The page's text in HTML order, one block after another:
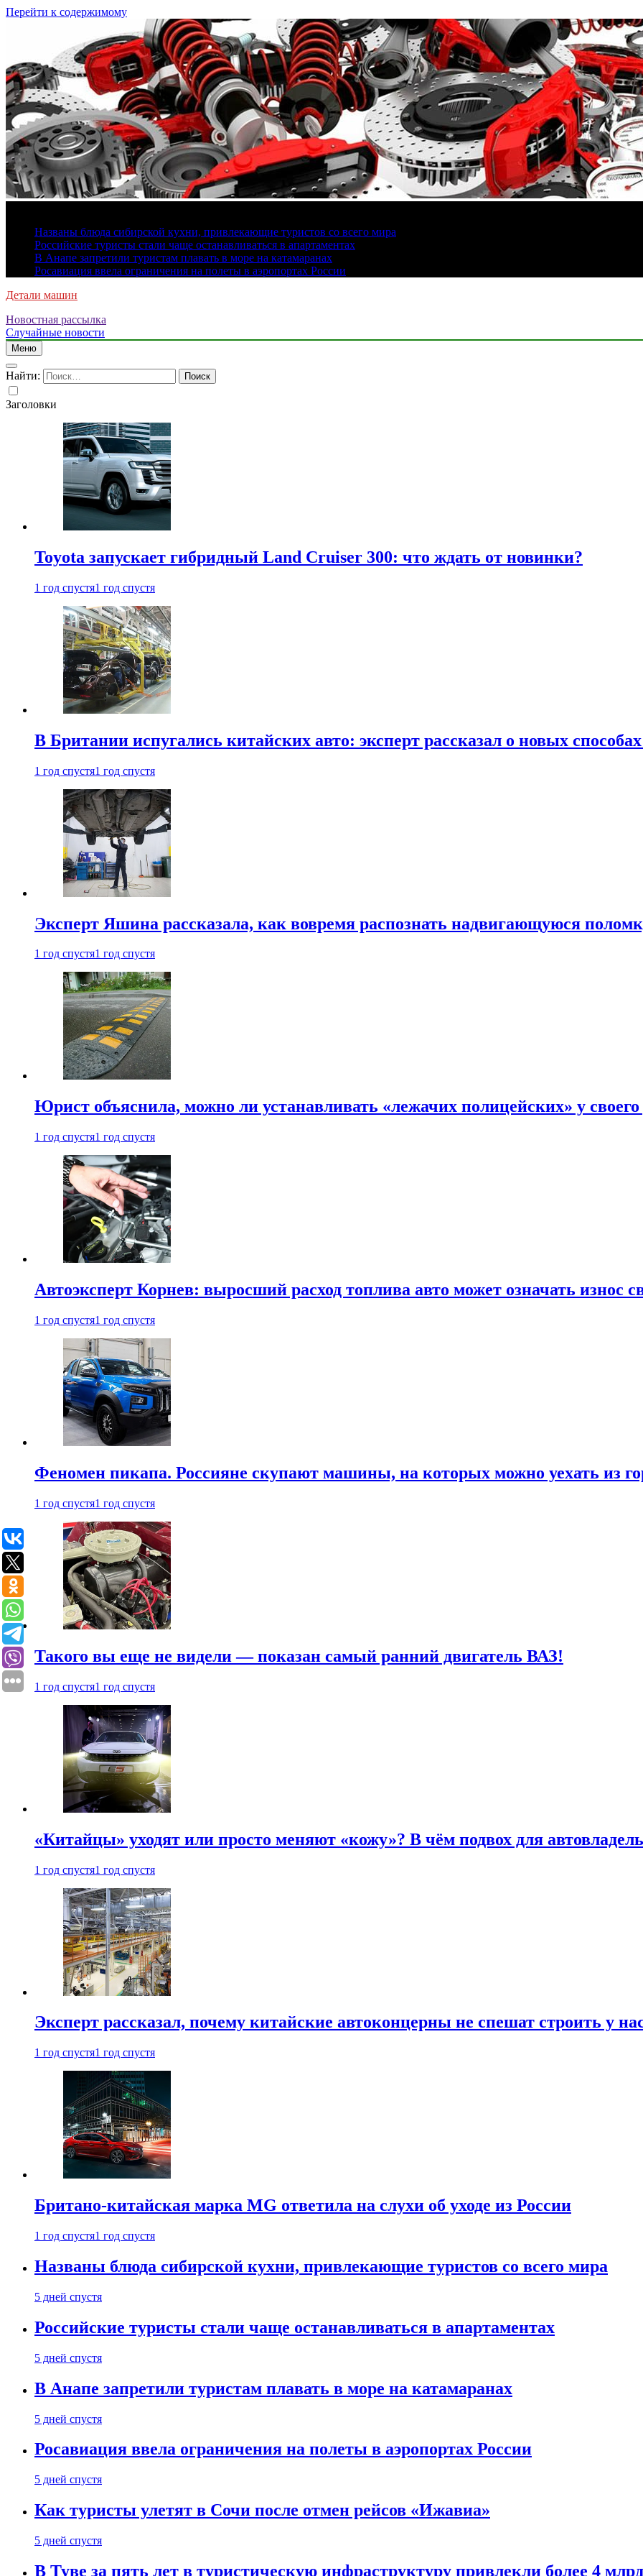
Перейти к содержимому
Названы блюда сибирской кухни, привлекающие туристов со всего мира
Российские туристы стали чаще останавливаться в апартаментах
В Анапе запретили туристам плавать в море на катамаранах
Росавиация ввела ограничения на полеты в аэропортах России
Детали машин
Новостная рассылка
Случайные новости
Меню
Найти:
Заголовки
Toyota запускает гибридный Land Cruiser 300: что ждать от новинки?
1 год спустя1 год спустя
В Британии испугались китайских авто: эксперт рассказал о новых
1 год спустя1 год спустя
Эксперт Яшина рассказала, как вовремя распознать надвигающуюся
1 год спустя1 год спустя
Юрист объяснила, можно ли устанавливать «лежачих полицейских» у
1 год спустя1 год спустя
Автоэксперт Корнев: выросший расход топлива авто может означать износ
1 год спустя1 год спустя
Феномен пикапа. Россияне скупают машины, на которых можно уехать из
1 год спустя1 год спустя
Такого вы еще не видели — показан самый ранний двигатель ВАЗ!
1 год спустя1 год спустя
«Китайцы» уходят или просто меняют «кожу»? В чём подвох для
1 год спустя1 год спустя
Эксперт рассказал, почему китайские автоконцерны не спешат строить у
1 год спустя1 год спустя
Британо-китайская марка MG ответила на слухи об уходе из России
1 год спустя1 год спустя
Названы блюда сибирской кухни, привлекающие туристов со всего мира
5 дней спустя
Российские туристы стали чаще останавливаться в апартаментах
5 дней спустя
В Анапе запретили туристам плавать в море на катамаранах
5 дней спустя
Росавиация ввела ограничения на полеты в аэропортах России
5 дней спустя
Как туристы улетят в Сочи после отмен рейсов «Ижавиа»
5 дней спустя
В Туве за пять лет в туристическую инфраструктуру привлекли более 4